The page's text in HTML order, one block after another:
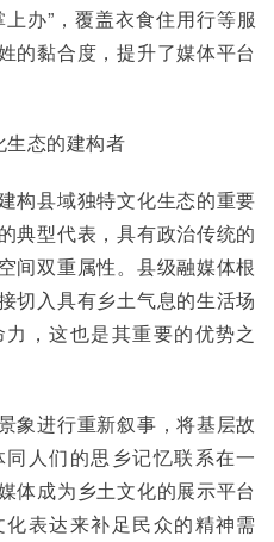
办”，覆盖衣食住用行等服
的黏合度，提升了媒体平台
生态的建构者
构县域独特文化生态的重要
典型代表，具有政治传统的
间双重属性。县级融媒体根
切入具有乡土气息的生活场
，这也是其重要的优势之
象进行重新叙事，将基层故
人们的思乡记忆联系在一
体成为乡土文化的展示平台
表达来补足民众的精神需